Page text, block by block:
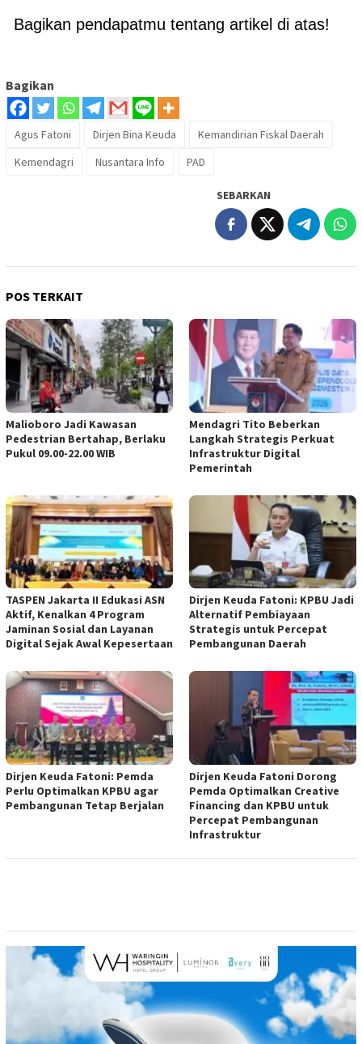
Bagikan pendapatmu tentang artikel di atas!
Bagikan
Agus Fatoni Dirjen Bina Keuda
Kemandirian Fiskal Daerah
Kemendagri
Nusantara Info PAD
SEBARKAN
POS TERKAIT
Malioboro Jadi Kawasan
Pedestrian Bertahap, Berlaku
Pukul 09.00-22.00 WIB
Mendagri Tito Beberkan
Langkah Strategis Perkuat
Infrastruktur Digital
Pemerintah
TASPEN Jakarta II Edukasi ASN
Aktif, Kenalkan 4 Program
Jaminan Sosial dan Layanan
Digital Sejak Awal Kepesertaan
Dirjen Keuda Fatoni: KPBU Jadi
Alternatif Pembiayaan
Strategis untuk Percepat
Pembangunan Daerah
Dirjen Keuda Fatoni: Pemda
Perlu Optimalkan KPBU agar
Pembangunan Tetap Berjalan
Dirjen Keuda Fatoni Dorong
Pemda Optimalkan Creative
Financing dan KPBU untuk
Percepat Pembangunan
Infrastruktur